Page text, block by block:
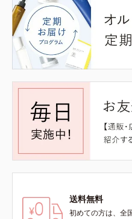
送料無料
初めての方は、全